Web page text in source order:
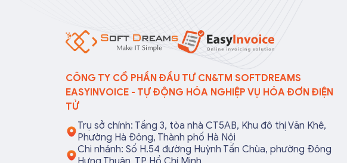
sẻ 13 trường hợp hóa đơn điện
tử không cần […]
phạt hành chính không đáng
nếu nắm rõ […]
CÔNG TY CỔ PHẦN ĐẦU TƯ CN&TM SOFTDREAMS
EASYINVOICE - TỰ ĐỘNG HÓA NGHIỆP VỤ HÓA ĐƠN ĐIỆN
TỬ
Trụ sở chính: Tầng 3, tòa nhà CT5AB, Khu đô thị Văn Khê,
Phường Hà Đông, Thành phố Hà Nội
Chi nhánh: Số H.54 đường Huỳnh Tấn Chùa, phường Đông